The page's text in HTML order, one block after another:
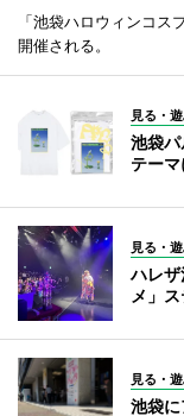
「池袋ハロウィンコ
開催される。
見る・
池袋
テーマ
見る・
ハレ
メ」
見る・
池袋